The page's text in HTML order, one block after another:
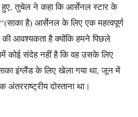
हुए, तुचेल ने कहा कि आर्सेनल स्टार के
है) आर्सेनल के लिए एक महत्वपूर्ण
आवश्यकता है क्योंकि हमने पिछले
कोई संदेह नहीं है कि वह उसके लिए
इंग्लैंड के लिए खेला गया था, जून में
दोस्ताना था।